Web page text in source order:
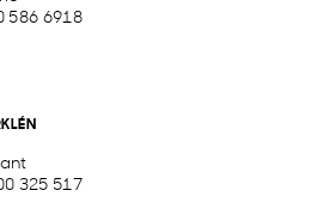
586 6918
325 517